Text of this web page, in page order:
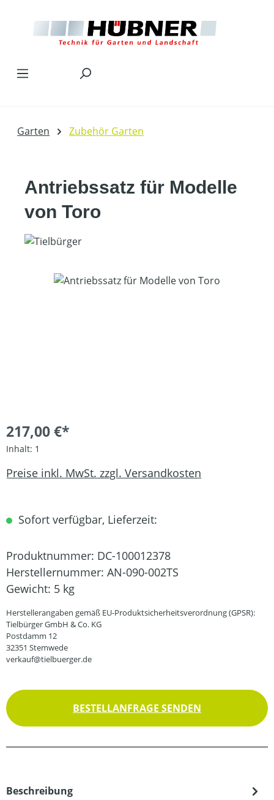
Garten Zubehör Garten
Antriebssatz für Modelle
von Toro
Bildergalerie überspringen
217,00 €*
Inhalt: 1
Preise inkl. MwSt. zzgl. Versandkosten
Sofort verfügbar, Lieferzeit:
Produktnummer: DC-100012378
Herstellernummer: AN-090-002TS
Gewicht: 5 kg
Herstellerangaben gemäß EU-Produktsicherheitsverordnung (GPSR):
Tielbürger GmbH & Co. KG
Postdamm 12
32351 Stemwede
verkauf@tielbuerger.de
BESTELLANFRAGE SENDEN
Beschreibung